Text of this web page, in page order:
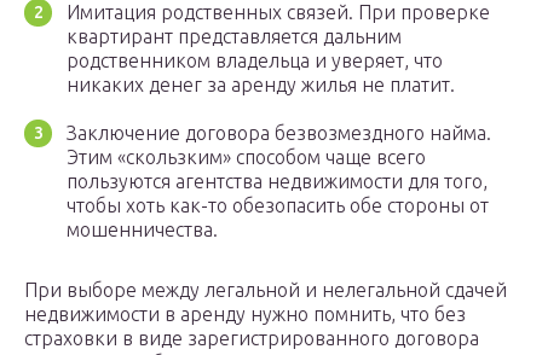
Имитация родственных связей. При проверке
квартирант представляется дальним
родственником владельца и уверяет, что
никаких денег за аренду жилья не платит.
Заключение договора безвозмездного найма.
Этим «скользким» способом чаще всего
пользуются агентства недвижимости для того,
чтобы хоть как-то обезопасить обе стороны от
мошенничества.
При выборе между легальной и нелегальной сдачей
недвижимости в аренду нужно помнить, что без
страховки в виде зарегистрированного договора